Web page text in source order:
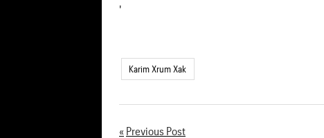
'
Karim Xrum Xak
Previous Post